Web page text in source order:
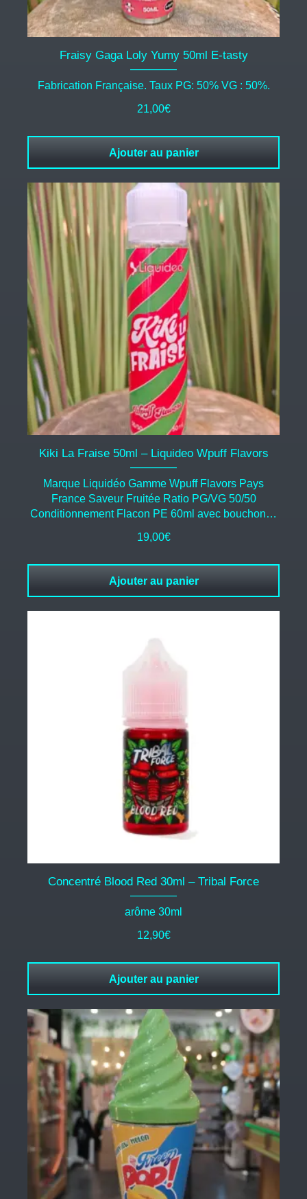
Fraisy Gaga Loly Yumy 50ml E-tasty
Fabrication Française. Taux PG: 50% VG : 50%.
21,00€
Ajouter au panier
Kiki La Fraise 50ml – Liquideo Wpuff Flavors
Marque Liquidéo Gamme Wpuff Flavors Pays
France Saveur Fruitée Ratio PG/VG 50/50
Conditionnement Flacon PE 60ml avec bouchon…
19,00€
Ajouter au panier
Concentré Blood Red 30ml – Tribal Force
arôme 30ml
12,90€
Ajouter au panier